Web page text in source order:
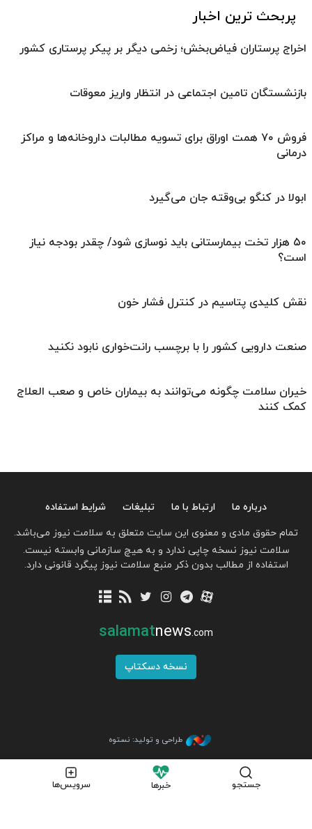
پربحث ترین اخبار
اخراج پرستاران فیاض‌بخش؛ زخمی دیگر بر پیکر پرستاری کشور
بازنشستگان تامین اجتماعی در انتظار واریز معوقات
فروش ۷۰ همت اوراق برای تسویه مطالبات داروخانه‌ها و مراکز
درمانی
ابولا در کنگو بی‌وقته جان می‌گیرد
۵۰ هزار تخت بیمارستانی باید نوسازی شود/ چقدر بودجه نیاز
است؟
نقش کلیدی پتاسیم در کنترل فشار خون
صنعت دارویی کشور را با برچسب رانت‌خواری نابود نکنید
خیران سلامت چگونه می‌توانند به بیماران خاص و صعب العلاج
کمک کنند
جستجو خبرها سرویس‌ها
درباره ما ارتباط با ما تبلیغات
شرایط استفاده
تمام حقوق مادی و معنوی این سایت متعلق به سلامت نیوز می‌باشد.
سلامت نیوز نسخه چاپی ندارد و به هیچ سازمانی وابسته نیست.
استفاده از مطالب بدون ذکر منبع سلامت نیوز پیگرد قانونی دارد.
salamatnews.com
نسخه دسکتاپ
طراحی و تولید: نستوه